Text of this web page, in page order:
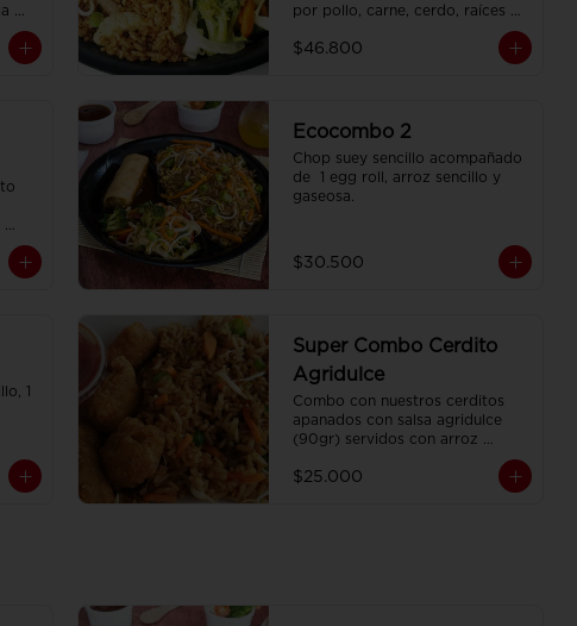
por pollo, carne, cerdo, raíces
chinas , habichuela, zanahoria) ,
dos porciones de Chop Suey
sencillo por 200 gr , 2 Egg Roll
$46.800
Ecocombo 2
Chop suey sencillo acompañado
de  1 egg roll, arroz sencillo y
gaseosa.
$30.500
1
Super Combo Cerdito
Agridulce
Combo con nuestros cerditos
apanados con salsa agridulce
(90gr) servidos con arroz
personal
$25.000